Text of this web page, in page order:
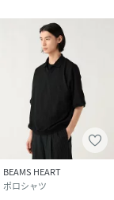
BEAMS HEART
ポロシャツ